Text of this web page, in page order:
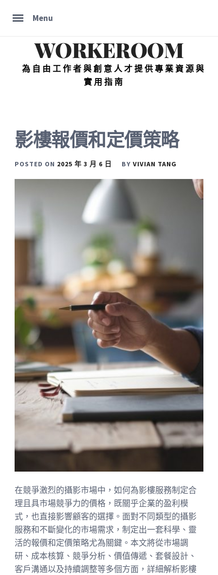
Menu
WORKEROOM
為自由工作者與創意人才提供專業資源與
實用指南
影樓報價和定價策略
POSTED ON 2025 年 3 月 6 日 BY VIVIAN TANG
在競爭激烈的攝影市場中，如何為影樓服務制定合
理且具市場競爭力的價格，既關乎企業的盈利模
式，也直接影響顧客的選擇。面對不同類型的攝影
服務和不斷變化的市場需求，制定出一套科學、靈
活的報價和定價策略尤為關鍵。本文將從市場調
研、成本核算、競爭分析、價值傳遞、套餐設計、
客戶溝通以及持續調整等多個方面，詳細解析影樓